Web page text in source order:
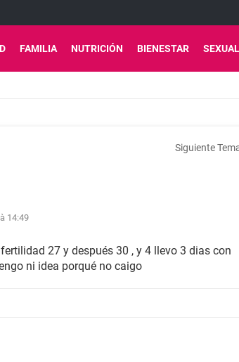
FAMILIA NUTRICIÓN BIENESTAR
Siguiente
14:49
27 y después 30 , y 4 llevo 3 dias con
ni idea porqué no caigo